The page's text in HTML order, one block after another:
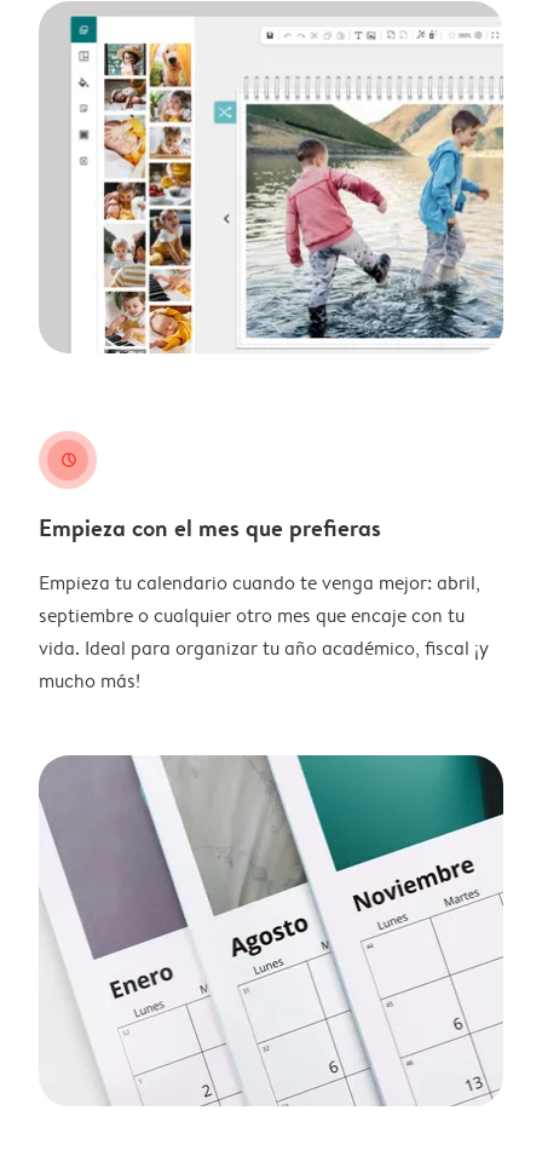
clock
Empieza con el mes que prefieras
Empieza tu calendario cuando te venga mejor: abril,
septiembre o cualquier otro mes que encaje con tu
vida. Ideal para organizar tu año académico, fiscal ¡y
mucho más!